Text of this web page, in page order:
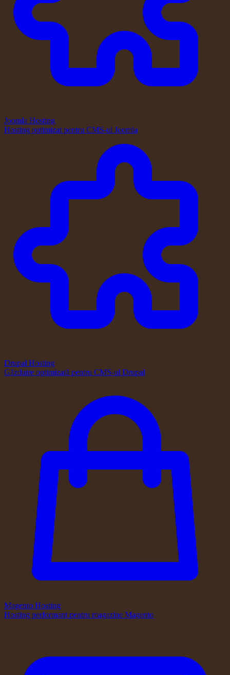
Joomla Hosting
Hosting optimizat pentru CMS-ul Joomla
Drupal Hosting
Găzduire optimizată pentru CMS-ul Drupal
Magento Hosting
Hosting performant pentru magazine Magento